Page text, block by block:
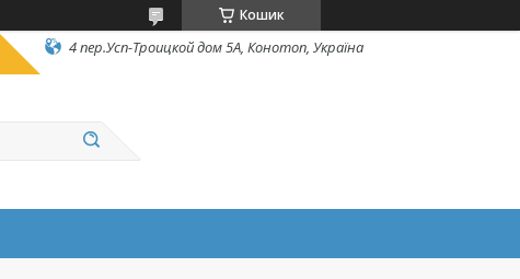
Кошик
4 пер.Усп-Троицкой дом 5А, Конотоп, Україна